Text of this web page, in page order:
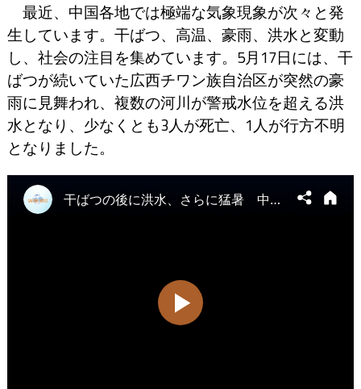
最近、中国各地では極端な気象現象が次々と発
生しています。干ばつ、高温、豪雨、洪水と変動
し、社会の注目を集めています。5月17日には、干
ばつが続いていた広西チワン族自治区が突然の豪
雨に見舞われ、複数の河川が警戒水位を超える洪
水となり、少なくとも3人が死亡、1人が行方不明
となりました。